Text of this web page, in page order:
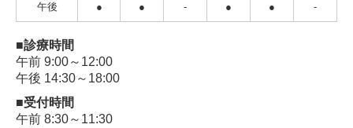
午後 ● ● - ● ● -
■診療時間
午前 9:00～12:00
午後 14:30～18:00
■受付時間
午前 8:30～11:30